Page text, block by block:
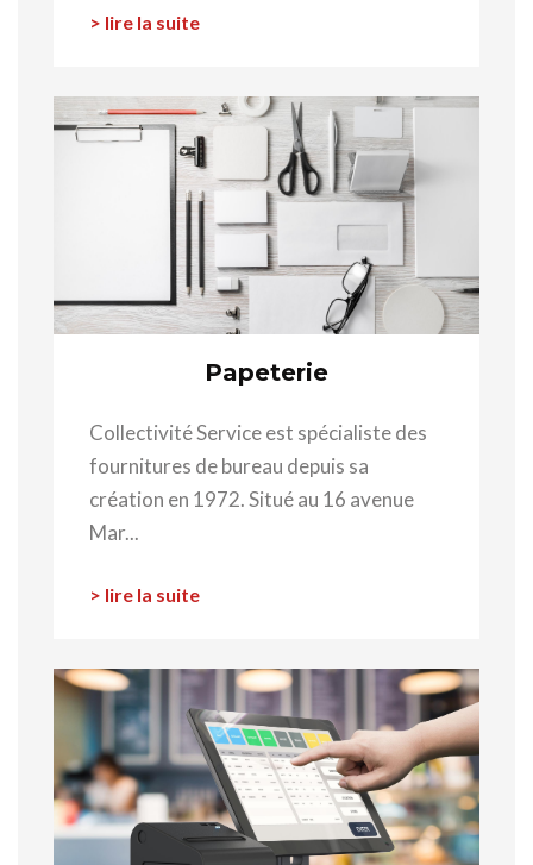
> lire la suite
Papeterie
Collectivité Service est spécialiste des
fournitures de bureau depuis sa
création en 1972. Situé au 16 avenue
Mar...
> lire la suite